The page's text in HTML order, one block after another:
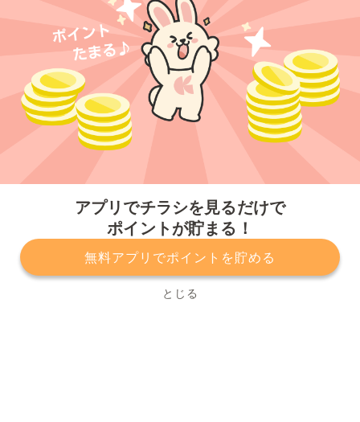
アプリでチラシを見るだけで
ポイントが貯まる！
無料アプリでポイントを貯める
とじる
プライバシーポリシー 利用規約
運営会社
サービスに関してのお問い合わせ